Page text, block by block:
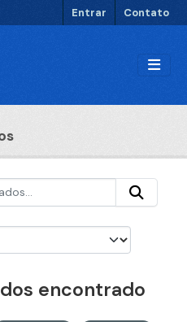
Entrar Contato
encontrado